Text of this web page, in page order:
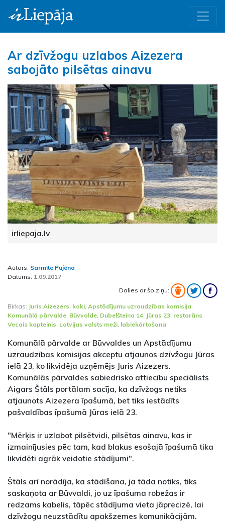
Ar dzīvžogu uzlabos Aizezera
sabojāto pilsētas ainavu
irliepaja.lv
Autors: Sarmīte Pujēna
Datums: 1.09.2017
Dalies ar šo ziņu:
Birkas: Juris Aizezers, koki, Apstādījumu uzraudzības komisija,
Komunālā pārvalde, Būvvalde, Dubelšteina 14, Jūras 23, restorāns
Vecais kapteinis, Latvijas valsts meži, labiekārtošana
Komunālā pārvalde ar Būvvaldes un Apstādījumu
uzraudzības komisijas akceptu atjaunos dzīvžogu Jūras
ielā 23, ko likvidēja uzņēmējs Juris Aizezers.
Komunālās pārvaldes sabiedrisko attiecību speciālists
Aigars Štāls portālam sacīja, ka dzīvžogs netiks
atjaunots Aizezera īpašumā, bet tiks iestādīts
pašvaldības īpašumā Jūras ielā 23.
"Mērķis ir uzlabot pilsētvidi, pilsētas ainavu, kas ir
izmainījusies pēc tam, kad blakus esošajā īpašumā tika
likvidēti agrāk veidotie stādījumi".
Štāls arī norādīja, ka stādīšana, ja tāda notiks, tiks
saskaņota ar Būvvaldi, jo uz īpašuma robežas ir
redzams kabelis, tāpēc stādījuma vieta jāprecizē, lai
dzīvžogu neuzstādītu apakšzemes komunikācijām.